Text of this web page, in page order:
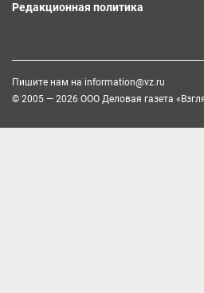
Редакционная политика
Пишите нам на information@vz.ru
© 2005 — 2026 ООО Деловая газета